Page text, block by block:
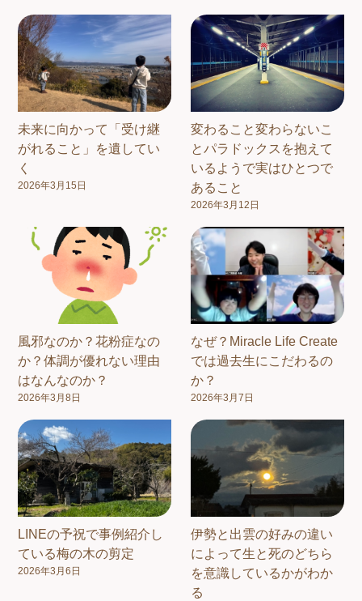
未来に向かって「受け継
がれること」を遺してい
く
2026年3月15日
変わること変わらないこ
とパラドックスを抱えて
いるようで実はひとつで
あること
2026年3月12日
風邪なのか？花粉症なの
か？体調が優れない理由
はなんなのか？
2026年3月8日
なぜ？Miracle Life Create
では過去生にこだわるの
か？
2026年3月7日
LINEの予祝で事例紹介し
ている梅の木の剪定
2026年3月6日
伊勢と出雲の好みの違い
によって生と死のどちら
を意識しているかがわか
る